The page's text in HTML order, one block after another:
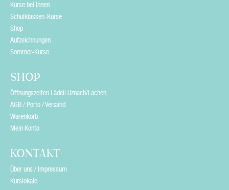
Kurse bei Ihnen
Schulklassen-Kurse
Shop
Aufzeichnungen
Sommer-Kurse
SHOP
Öffnungszeiten Lädeli Uznach/Lachen
AGB / Porto / Versand
Warenkorb
Mein Konto
KONTAKT
Über uns / Impressum
Kurslokale